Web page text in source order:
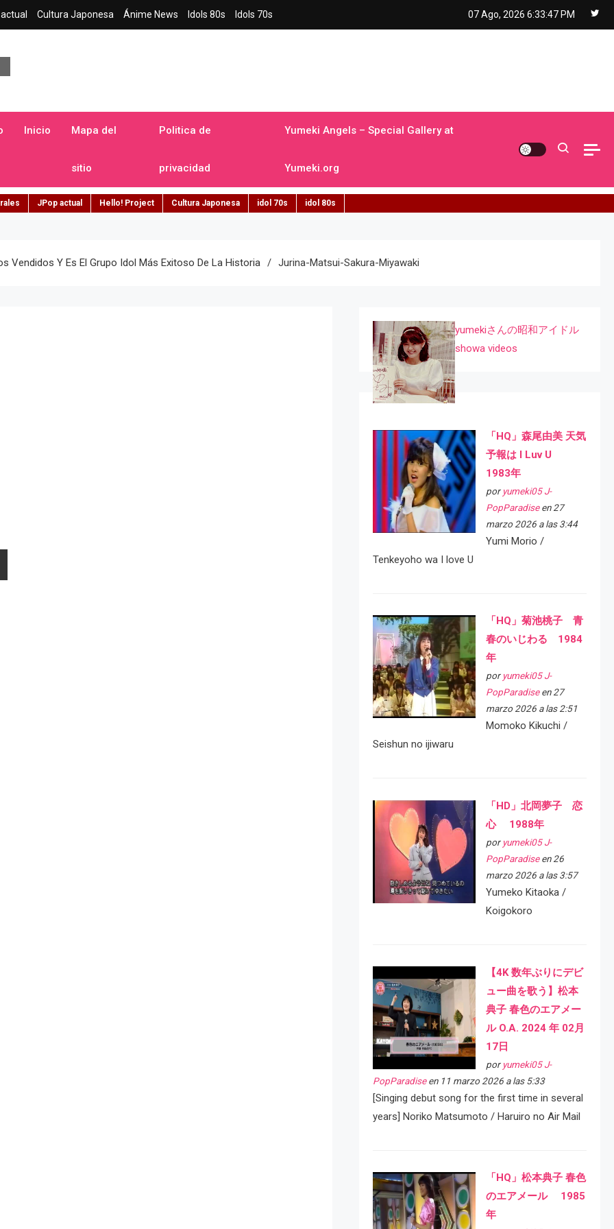
Cultura Japonesa Ánime News Idols 80s Idols 70s 07 Ago, 2026 6:33:48 PM
Inicio Mapa del
sitio
Politica de
privacidad
Yumeki Angels – Special Gallery at
Yumeki.org
JPop actual Hello! Project Cultura Japonesa idol 70s idol 80s
Vendidos Y Es El Grupo Idol Más Exitoso De La Historia Jurina-Matsui-Sakura-Miyawaki
yumekiさんの昭和アイドル
showa videos
「HQ」森尾由美 天気
予報は I Luv U
1983年
por yumeki05 J-
PopParadiseen 27
marzo 2026 a las 3:44
Yumi Morio /
Tenkeyoho wa I love U
「HQ」菊池桃子 青
春のいじわる 1984
年
por yumeki05 J-
PopParadiseen 27
marzo 2026 a las 2:51
Momoko Kikuchi /
Seishun no ijiwaru
「HD」北岡夢子 恋
心 1988年
por yumeki05 J-
PopParadiseen 26
marzo 2026 a las 3:57
Yumeko Kitaoka /
Koigokoro
【4K 数年ぶりにデビ
ュー曲を歌う】松本
典子 春色のエアメー
ル O.A. 2024 年 02月
17日
por yumeki05 J-
PopParadiseen 11 marzo 2026 a las 5:33
[Singing debut song for the first time in several
years] Noriko Matsumoto / Haruiro no Air Mail
「HQ」松本典子 春色
のエアメール 1985
年